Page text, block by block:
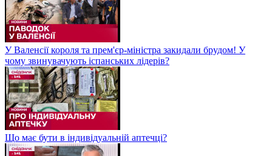
У Валенсії короля та прем'єр-міністра закидали брудом! У
чому звинувачують іспанських лідерів?
Що має бути в індивідуальній аптечці?